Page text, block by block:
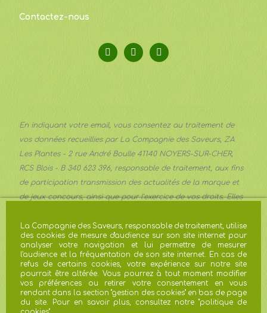
La Compagnie des Saveurs, responsable de traitement, utilise
des cookies de mesure d'audience sur son site internet pour
analyser votre navigation et lui permettre de mesurer
l'audience et la fréquentation de son site internet. En cas de
refus de certains cookies, votre expérience sur notre site
pourrait être altérée. Vous pourrez à tout moment modifier
vos préférences ou retirer votre consentement en vous
rendant dans la section "gestion des cookies" en bas de page
du site. Pour en savoir plus, consultez notre "politique de
Contactez-nous
En indiquant votre email, vous consentez au traitement de
vos données recueillies par La Compagnie des Saveurs, ZA
Les Plantes - 2 rue André Boulle 41140 NOYERS-SUR-CHER,
RCS Blois - B 340 623 396, responsable de traitement, aux fins
de participation transmission des actualités de la marque et
de jeux concours, ainsi que pour l’exercice de vos droits. Elles
la Société et conservées pour trois ans à compter du dernier
contact ou une durée plus importante lorsque les obligations
légales l’imposent. Vous pouvez exercer vos droits d’accès, de
rectification, d’effacement, d’opposition, de limitation du
traitement àgdpr@avril.com. En cas de réclamation, vous
disposez du droit de saisir la CNIL.